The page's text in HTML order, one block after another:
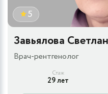
5
Завьялова
Врач-рентгенолог
Стаж
29 лет